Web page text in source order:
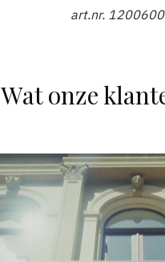
art.nr.
Wat onze